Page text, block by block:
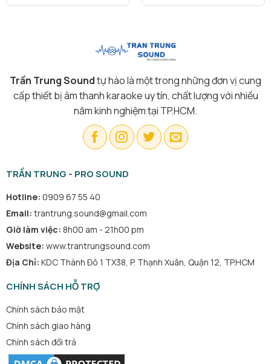
Trần Trung Soundtự hào là một trong những đơn vị cung
cấp thiết bị âm thanh karaoke uy tín, chất lượng với nhiều
năm kinh nghiệm tại TP.HCM.
TRẦN TRUNG - PRO SOUND
Hotline: 0909 67 55 40
Email: trantrung.sound@gmail.com
Giờ làm việc: 8h00 am - 21h00 pm
Website: www.trantrungsound.com
Địa Chỉ: KDC Thành Đô 1 TX38, P. Thạnh Xuân, Quận 12, TP.HCM
CHÍNH SÁCH HỖ TRỢ
Chính sách bảo mật
Chính sách giao hàng
Chính sách đổi trả